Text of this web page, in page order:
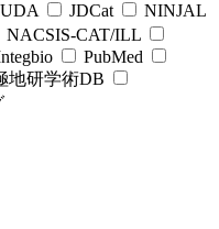
JDCat
NINJAL
NACSIS-CAT/ILL
PubMed
地研学術DB